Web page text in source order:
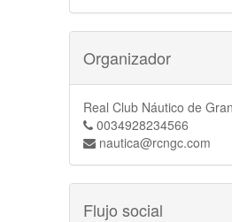
Organizador
Real Club Náutico de
0034928234566
nautica@rcngc.com
Flujo social